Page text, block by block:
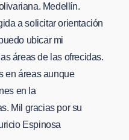
Medellín.
a solicitar orientación
ubicar mi
áreas de las ofrecidas.
en áreas aunque
en la
Mil gracias por su
Espinosa